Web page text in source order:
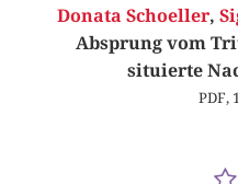
Donata Schoeller,
Absprung vom
situierte
PDF,